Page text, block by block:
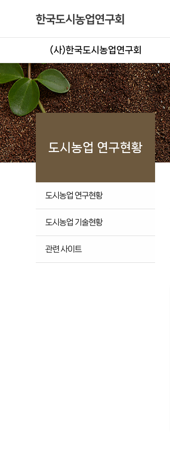
(사)한국도시농업연구회
도시농업 연구현황
도시농업 연구현황
도시농업 기술현황
관련 사이트